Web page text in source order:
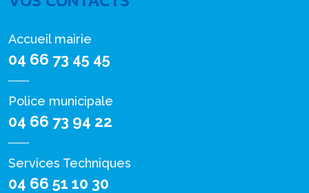
Accueil mairie
04 66 73 45 45
Police municipale
04 66 73 94 22
Services Techniques
04 66 51 10 30